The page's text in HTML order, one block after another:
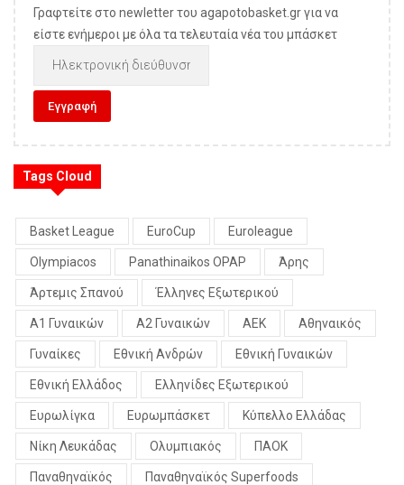
Γραφτείτε στο newletter του agapotobasket.gr για να
είστε ενήμεροι με όλα τα τελευταία νέα του μπάσκετ
Tags Cloud
Basket League EuroCup Euroleague
Olympiacos Panathinaikos OPAP Άρης
Άρτεμις Σπανού Έλληνες Εξωτερικού
Α1 Γυναικών Α2 Γυναικών ΑΕΚ Αθηναικός
Γυναίκες Εθνική Ανδρών Εθνική Γυναικών
Εθνική Ελλάδος Ελληνίδες Εξωτερικού
Ευρωλίγκα Ευρωμπάσκετ Κύπελλο Ελλάδας
Νίκη Λευκάδας Ολυμπιακός ΠΑΟΚ
Παναθηναϊκός Παναθηναϊκός Superfoods